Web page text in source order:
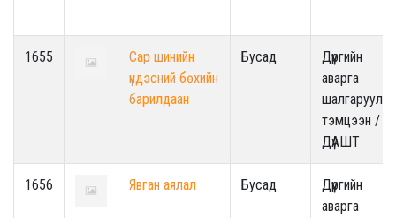
1655
Сар шинийн
үндэсний бөхийн
барилдаан
Бусад
Дүүргийн
аварга
шалгаруулах
тэмцээн /
ДүАШТ
1656 Явган аялал Бусад
Дүүргийн
аварга